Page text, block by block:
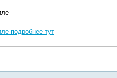
подробнее тут